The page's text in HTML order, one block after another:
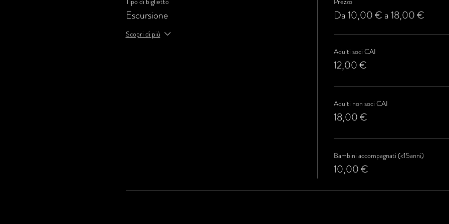
Escursione
Scopri di più
Da 10,00 € a 18,00 €
Adulti soci CAI
12,00 €
Adulti non soci CAI
18,00 €
Bambini accompagnati (<15anni)
10,00 €